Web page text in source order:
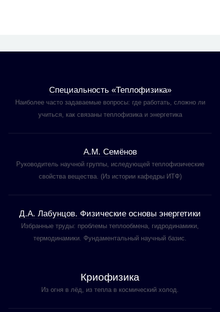
Специальность «Теплофизика»
Наиболее часто задаваемые вопросы: где работать, сложно ли
учиться, как связаны теплофизика и энергетика
А.М. Семёнов
Руководитель научной группы, иследующей теплофизические
свойства вещества. (Из истории кафедры ИТФ)
Д.А. Лабунцов. Физические основы энергетики
Избранные труды: проблемы теплообмена, гидродинамики,
термодинамики. Фундаментальный научный базис.
Криофизика
Из огня в лёд, из тепла в космический холод.